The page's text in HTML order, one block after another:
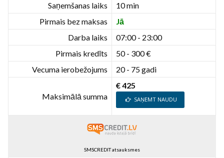
Saņemšanas laiks
10 min
Pirmais bez maksas
Jā
Darba laiks
07:00 - 23:00
Pirmais kredīts
50 - 300 €
Vecuma ierobežojums
20 - 75 gadi
Maksimālā summa
€ 425
SAŅEMT NAUDU
SMSCREDIT atsauksmes